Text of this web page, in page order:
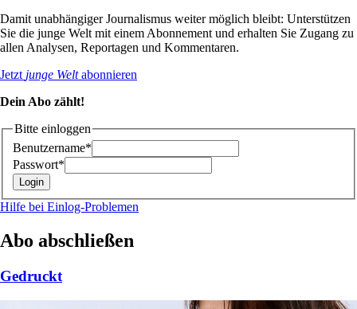
Damit unabhängiger Journalismus weiter möglich bleibt: Unterstützen
Sie die junge Welt mit einem Abonnement und erhalten Sie Zugang zu
allen Analysen, Reportagen und Kommentaren.
Jetzt junge Weltabonnieren
Dein Abo zählt!
Bitte einloggen
Benutzername*
Passwort*
Hilfe bei Einlog-Problemen
Abo abschließen
Gedruckt